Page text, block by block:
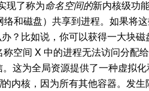
现了称为命名空间的新内核级功
和磁盘）共享到进程。如果将
？比如说，你可以获得一大块
空间 X 中的进程无法访问分配
这为全局资源提供了一种虚拟
的内核，因为所有其他容器。发